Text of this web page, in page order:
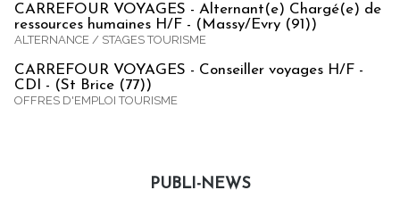
CARREFOUR VOYAGES - Alternant(e) Chargé(e) de
ressources humaines H/F - (Massy/Evry (91))
ALTERNANCE / STAGES TOURISME
CARREFOUR VOYAGES - Conseiller voyages H/F -
CDI - (St Brice (77))
OFFRES D'EMPLOI TOURISME
PUBLI-NEWS